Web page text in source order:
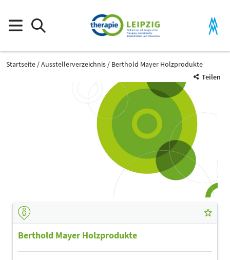
Startseite Ausstellerverzeichnis
Berthold Mayer Holzprodukte
Teilen
Berthold Mayer Holzprodukte